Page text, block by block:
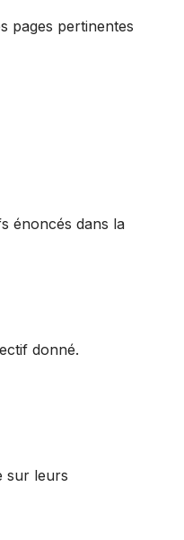
pages pertinentes
énoncés dans la
donné.
sur leurs